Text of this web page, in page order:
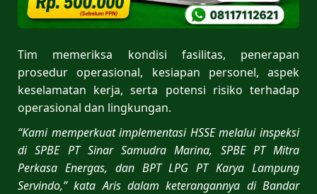
Tim memeriksa kondisi fasilitas, penerapan
prosedur operasional, kesiapan personel, aspek
keselamatan kerja, serta potensi risiko terhadap
operasional dan lingkungan.
“Kami memperkuat implementasi HSSE melalui inspeksi
di SPBE PT Sinar Samudra Marina, SPBE PT Mitra
Perkasa Energas, dan BPT LPG PT Karya Lampung
Servindo,” kata Aris dalam keterangannya di Bandar